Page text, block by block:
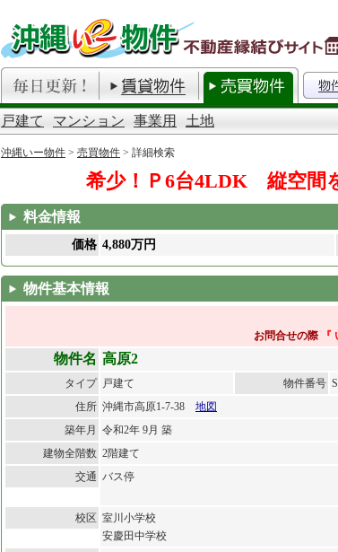
戸建て マンション 事業用 土地
沖縄いー物件 > 売買物件 > 詳細検索
希少！Ｐ6台4LDK 縦空間
料金情報
価格 4,880万円
物件基本情報
お問合せの際
物件名 高原2
タイプ 戸建て 物件番号
住所 沖縄市高原1-7-38 地図
築年月
令和2年 9月 築
建物全階数 2階建て
交通 バス停
校区 室川小学校
安慶田中学校